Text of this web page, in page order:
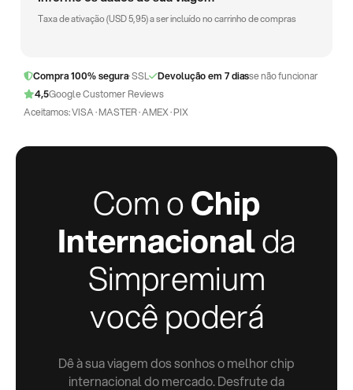
Taxa de ativação (USD5,95) a ser incluído no carrinho de compras
Compra 100% segura· SSL Devolução em 7 diasse não funcionar
4,5Google Customer Reviews
Aceitamos: VISA · MASTER · AMEX · PIX
Com oChip
Internacionalda
Simpremium
você poderá
Dê à sua viagem dos sonhos o melhor chip
internacional do mercado. Desfrute da